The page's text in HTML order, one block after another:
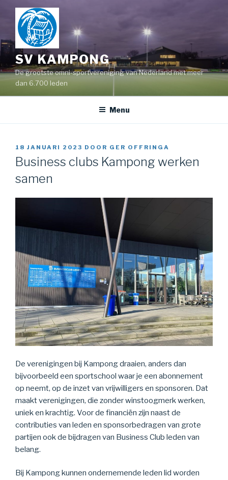
Naar
inhoud
springen
SV KAMPONG
De grootste omni-sportvereniging van Nederland met meer
dan 6.700 leden
Menu
GEPLAATST
OP
18 JANUARI 2023 DOOR GER OFFRINGA
Business clubs Kampong werken
samen
De verenigingen bij Kampong draaien, anders dan
bijvoorbeeld een sportschool waar je een abonnement
op neemt, op de inzet van vrijwilligers en sponsoren. Dat
maakt verenigingen, die zonder winstoogmerk werken,
uniek en krachtig. Voor de financiën zijn naast de
contributies van leden en sponsorbedragen van grote
partijen ook de bijdragen van Business Club leden van
belang.
Bij Kampong kunnen ondernemende leden lid worden